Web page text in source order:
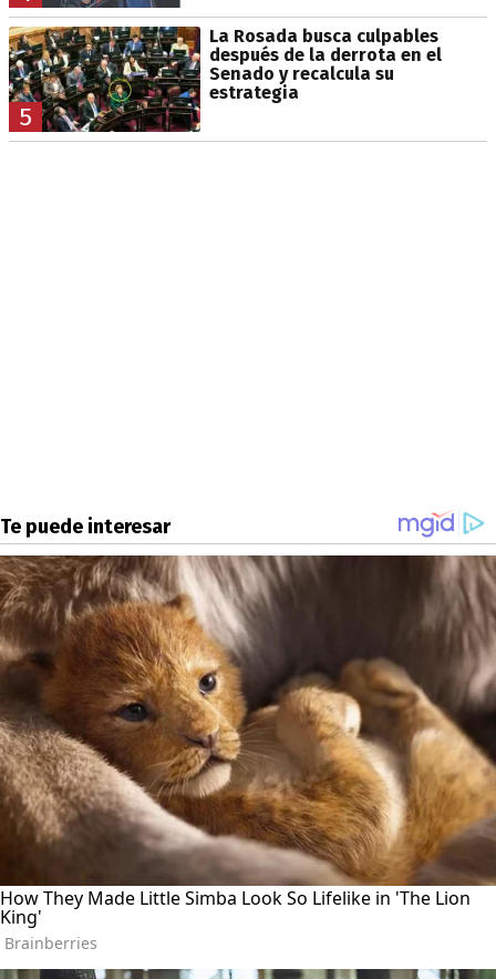
5
La Rosada busca culpables
después de la derrota en el
Senado y recalcula su
estrategia